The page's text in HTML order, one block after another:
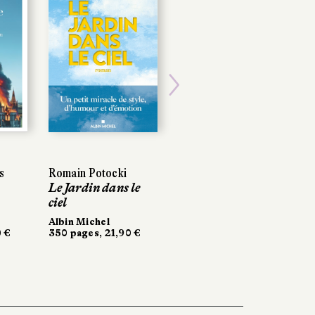
€
Romain Potocki
Le Jardin dans le
ciel
Albin Michel
350 pages, 21,90 €
€
Romain Potocki
Le Jardin dans le
ciel
Albin Michel
350 pages, 21,90 €